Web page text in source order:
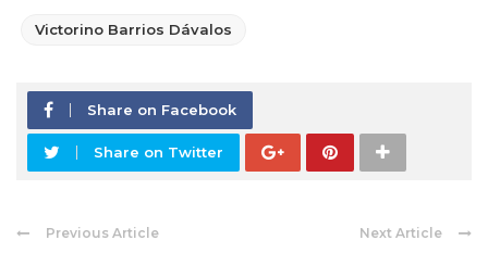
Victorino Barrios Dávalos
Share on Facebook
Share on Twitter
Previous Article Next Article